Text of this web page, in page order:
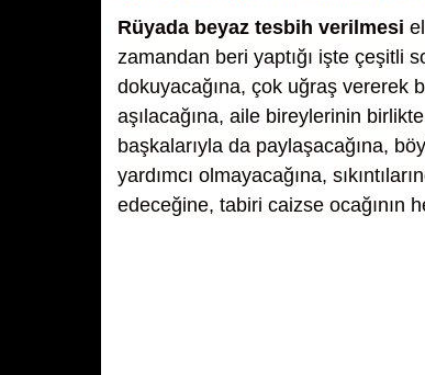
Rüyada beyaz tesbih verilmesi
zamandan beri yaptığı işte çeşitli
dokuyacağına, çok uğraş vererek
aşılacağına, aile bireylerinin
başkalarıyla da paylaşacağına,
yardımcı olmayacağına,
edeceğine, tabiri caizse ocağının